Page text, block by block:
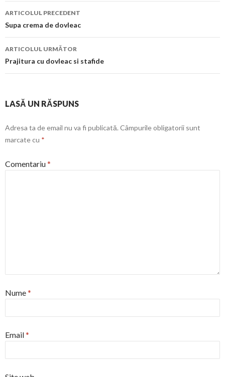
Navigare
în
articol
ARTICOLUL PRECEDENT
Supa crema de dovleac
ARTICOLUL URMĂTOR
Prajitura cu dovleac si stafide
LASĂ UN RĂSPUNS
Adresa ta de email nu va fi publicată. Câmpurile obligatorii sunt
marcate cu *
Comentariu*
Nume*
Email*